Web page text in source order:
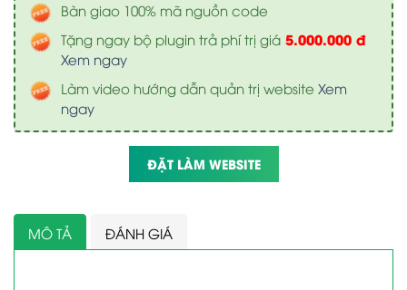
Bàn giao 100% mã nguồn code
Tặng ngay bộ plugin trả phí trị giá 5.000.000 đ
Xem ngay
Làm video hướng dẫn quản trị website Xem
ngay
ĐẶT LÀM WEBSITE
MÔ TẢ ĐÁNH GIÁ